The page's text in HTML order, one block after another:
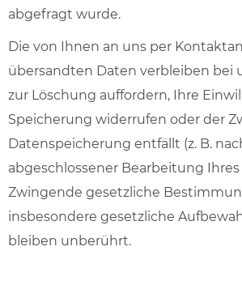
abgefragt wurde.
Die von Ihnen an uns per
übersandten Daten verbleiben bei
zur Löschung auffordern, Ihre
Speicherung widerrufen oder der
Datenspeicherung entfällt (z. B.
abgeschlossener Bearbeitung Ihres
Zwingende gesetzliche
insbesondere gesetzliche
bleiben unberührt.